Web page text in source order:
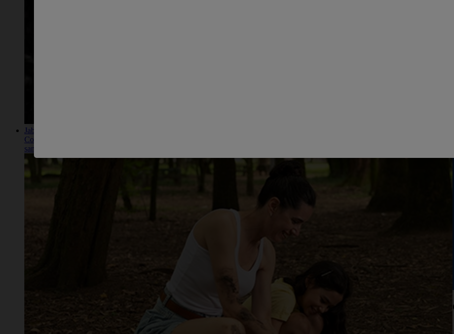
Jabón antiséptico: 5 consejos para cuidar tu familia
Conoce 5 recomendaciones para reforzar la protección de tu familia con un jabón antiséptico. Cuida la higiene y mantén un hogar más
sano y seguro.